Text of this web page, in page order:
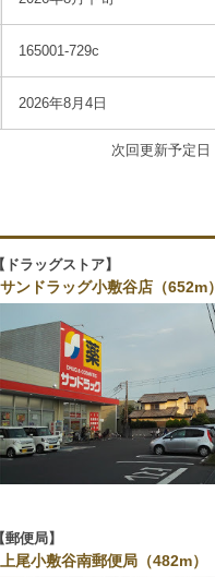
165001-729c
2026年8月4日
ドラッグストア
サンドラッグ小敷谷店（652m）
郵便局
上尾小敷谷南郵便局（482m）